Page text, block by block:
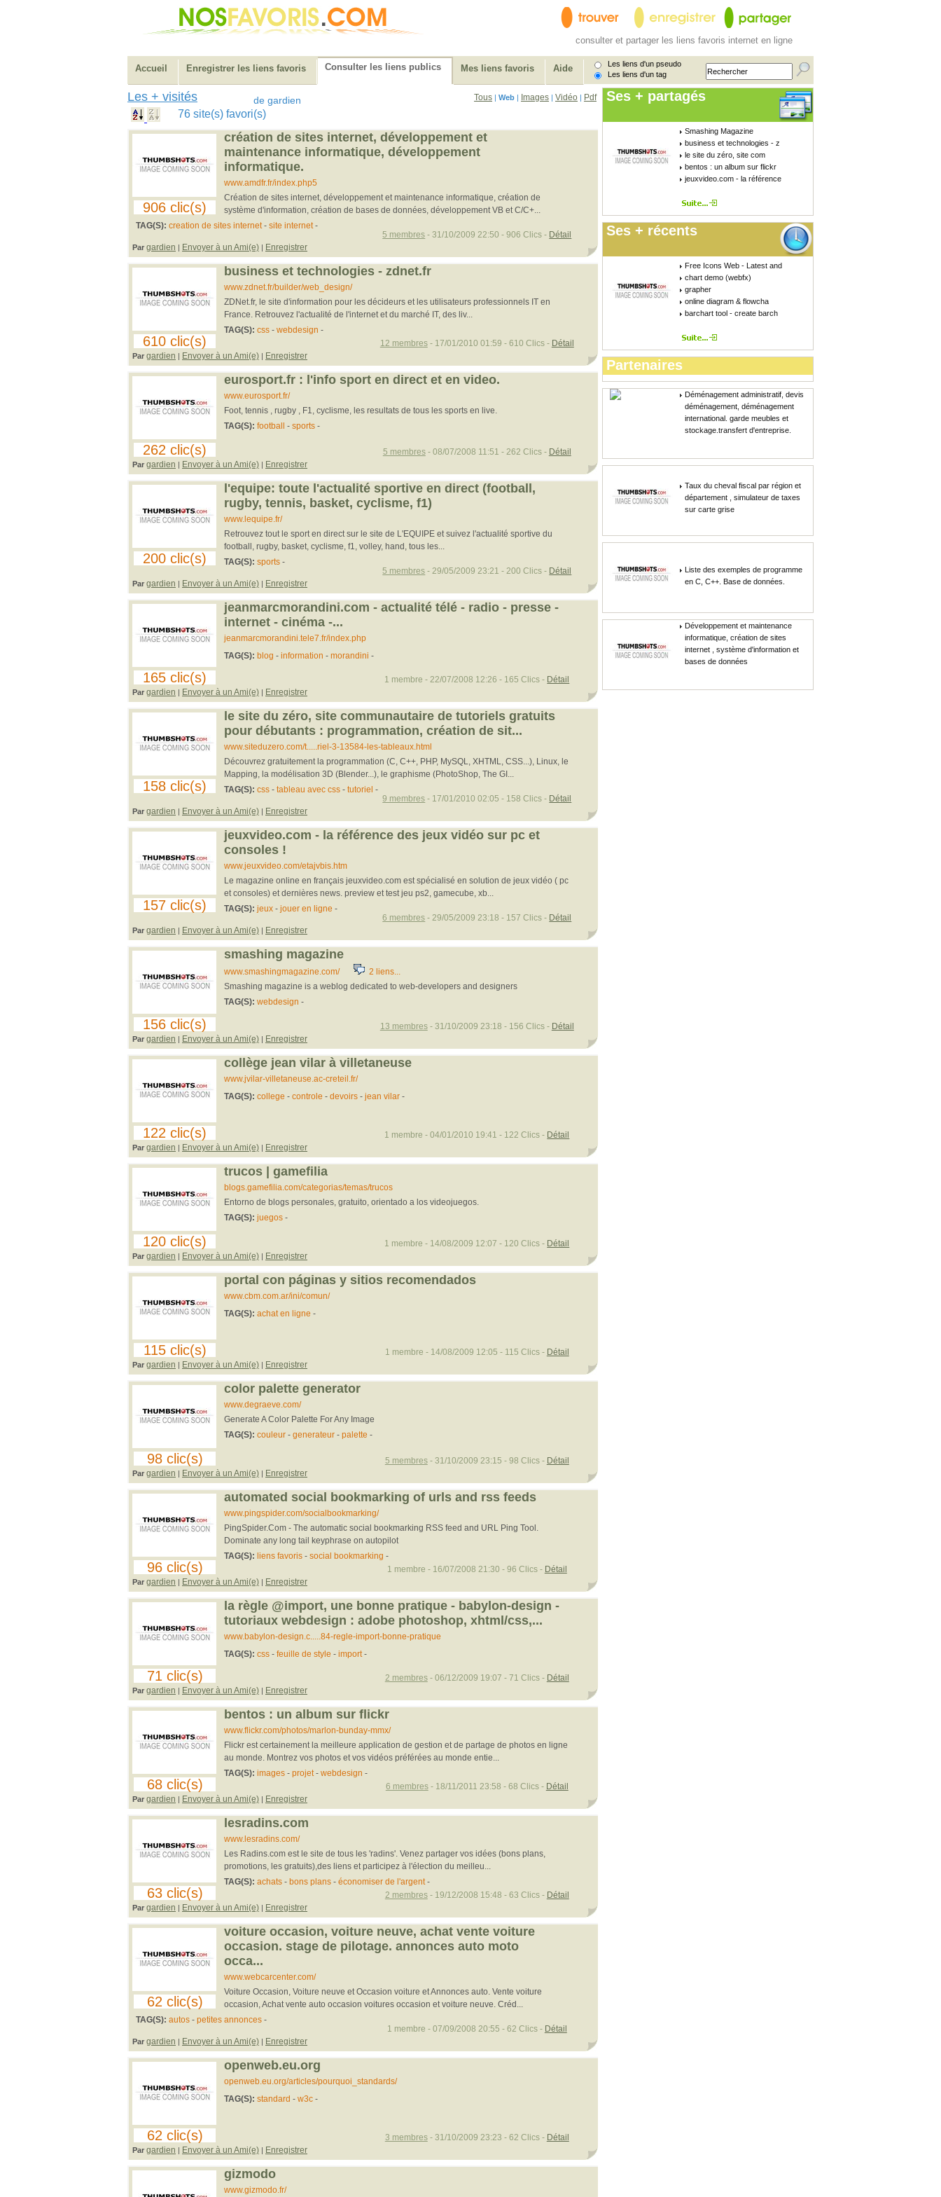
consulter et partager les liens favoris internet en ligne
Accueil Enregistrer les liens favoris Consulter les liens publics Mes liens favoris Aide
Les liens d'un pseudo
Les liens d'un tag
Les + visités de gardien Tous | Web | Images | Vidéo | Pdf
76 site(s) favori(s)
906 clic(s)
création de sites internet, développement et
maintenance informatique, développement
informatique.
www.amdfr.fr/index.php5
Création de sites internet, développement et maintenance informatique, création de
système d'information, création de bases de données, développement VB et C/C+...
TAG(S): creation de sites internet - site internet -
Par gardien | Envoyer à un Ami(e) | Enregistrer
5 membres - 31/10/2009 22:50 - 906 Clics - Détail
610 clic(s)
business et technologies - zdnet.fr
www.zdnet.fr/builder/web_design/
ZDNet.fr, le site d'information pour les décideurs et les utilisateurs professionnels IT en
France. Retrouvez l'actualité de l'internet et du marché IT, des liv...
TAG(S): css - webdesign -
Par gardien | Envoyer à un Ami(e) | Enregistrer
12 membres- 17/01/2010 01:59 - 610 Clics - Détail
262 clic(s)
eurosport.fr : l'info sport en direct et en video.
www.eurosport.fr/
Foot, tennis , rugby , F1, cyclisme, les resultats de tous les sports en live.
TAG(S): football - sports-
Par gardien | Envoyer à un Ami(e) | Enregistrer
5 membres- 08/07/2008 11:51 - 262 Clics - Détail
200 clic(s)
l'equipe: toute l'actualité sportive en direct (football,
rugby, tennis, basket, cyclisme, f1)
www.lequipe.fr/
Retrouvez tout le sport en direct sur le site de L'EQUIPE et suivez l'actualité sportive du
football, rugby, basket, cyclisme, f1, volley, hand, tous les...
TAG(S): sports-
Par gardien | Envoyer à un Ami(e) | Enregistrer
5 membres - 29/05/2009 23:21 - 200 Clics - Détail
165 clic(s)
jeanmarcmorandini.com - actualité télé - radio - presse -
internet - cinéma -...
jeanmarcmorandini.tele7.fr/index.php
TAG(S): blog - information - morandini -
Par gardien | Envoyer à un Ami(e) | Enregistrer
1 membre - 22/07/2008 12:26 - 165 Clics - Détail
158 clic(s)
le site du zéro, site communautaire de tutoriels gratuits
pour débutants : programmation, création de sit...
www.siteduzero.com/t.....riel-3-13584-les-tableaux.html
Découvrez gratuitement la programmation (C, C++, PHP, MySQL, XHTML, CSS...), Linux, le
Mapping, la modélisation 3D (Blender...), le graphisme (PhotoShop, The GI...
TAG(S): css - tableau avec css- tutoriel -
Par gardien | Envoyer à un Ami(e) | Enregistrer
9 membres - 17/01/2010 02:05 - 158 Clics - Détail
157 clic(s)
jeuxvideo.com - la référence des jeux vidéo sur pc et
consoles !
www.jeuxvideo.com/etajvbis.htm
Le magazine online en français jeuxvideo.com est spécialisé en solution de jeux vidéo ( pc
et consoles) et dernières news. preview et test jeu ps2, gamecube, xb...
TAG(S): jeux- jouer en ligne -
Par gardien | Envoyer à un Ami(e) | Enregistrer
6 membres - 29/05/2009 23:18 - 157 Clics - Détail
156 clic(s)
smashing magazine
www.smashingmagazine.com/ 2 liens...
Smashing magazine is a weblog dedicated to web-developers and designers
TAG(S): webdesign -
Par gardien | Envoyer à un Ami(e) | Enregistrer
13 membres- 31/10/2009 23:18 - 156 Clics - Détail
122 clic(s)
collège jean vilar à villetaneuse
www.jvilar-villetaneuse.ac-creteil.fr/
TAG(S): college - controle - devoirs- jean vilar-
Par gardien | Envoyer à un Ami(e) | Enregistrer
1 membre - 04/01/2010 19:41 - 122 Clics - Détail
120 clic(s)
trucos | gamefilia
blogs.gamefilia.com/categorias/temas/trucos
Entorno de blogs personales, gratuito, orientado a los videojuegos.
TAG(S): juegos-
Par gardien | Envoyer à un Ami(e) | Enregistrer
1 membre - 14/08/2009 12:07 - 120 Clics - Détail
115 clic(s)
portal con páginas y sitios recomendados
www.cbm.com.ar/ini/comun/
TAG(S): achat en ligne -
Par gardien | Envoyer à un Ami(e) | Enregistrer
1 membre - 14/08/2009 12:05 - 115 Clics - Détail
98 clic(s)
color palette generator
www.degraeve.com/
Generate A Color Palette For Any Image
TAG(S): couleur- generateur- palette -
Par gardien | Envoyer à un Ami(e) | Enregistrer
5 membres- 31/10/2009 23:15 - 98 Clics - Détail
96 clic(s)
automated social bookmarking of urls and rss feeds
www.pingspider.com/socialbookmarking/
PingSpider.Com - The automatic social bookmarking RSS feed and URL Ping Tool.
Dominate any long tail keyphrase on autopilot
TAG(S): liens favoris- social bookmarking -
Par gardien | Envoyer à un Ami(e) | Enregistrer
1 membre - 16/07/2008 21:30 - 96 Clics - Détail
71 clic(s)
la règle @import, une bonne pratique - babylon-design -
tutoriaux webdesign : adobe photoshop, xhtml/css,...
www.babylon-design.c.....84-regle-import-bonne-pratique
TAG(S): css - feuille de style - import-
Par gardien | Envoyer à un Ami(e) | Enregistrer
2 membres- 06/12/2009 19:07 - 71 Clics - Détail
68 clic(s)
bentos : un album sur flickr
www.flickr.com/photos/marlon-bunday-mmx/
Flickr est certainement la meilleure application de gestion et de partage de photos en ligne
au monde. Montrez vos photos et vos vidéos préférées au monde entie...
TAG(S): images- projet- webdesign -
Par gardien | Envoyer à un Ami(e) | Enregistrer
6 membres- 18/11/2011 23:58 - 68 Clics - Détail
63 clic(s)
lesradins.com
www.lesradins.com/
Les Radins.com est le site de tous les 'radins'. Venez partager vos idées (bons plans,
promotions, les gratuits),des liens et participez à l'élection du meilleu...
TAG(S): achats- bons plans- économiser de l'argent-
Par gardien | Envoyer à un Ami(e) | Enregistrer
2 membres- 19/12/2008 15:48 - 63 Clics - Détail
62 clic(s)
voiture occasion, voiture neuve, achat vente voiture
occasion. stage de pilotage. annonces auto moto
occa...
www.webcarcenter.com/
Voiture Occasion, Voiture neuve et Occasion voiture et Annonces auto. Vente voiture
occasion, Achat vente auto occasion voitures occasion et voiture neuve. Créd...
TAG(S): autos - petites annonces -
Par gardien | Envoyer à un Ami(e) | Enregistrer
1 membre - 07/09/2008 20:55 - 62 Clics - Détail
62 clic(s)
openweb.eu.org
openweb.eu.org/articles/pourquoi_standards/
TAG(S): standard - w3c -
Par gardien | Envoyer à un Ami(e) | Enregistrer
3 membres- 31/10/2009 23:23 - 62 Clics - Détail
gizmodo
www.gizmodo.fr/
Ses + partagés
Smashing Magazine
business et technologies - z
le site du zéro, site com
bentos : un album sur flickr
jeuxvideo.com - la référence
Ses + récents
Free Icons Web - Latest and
chart demo (webfx)
grapher
online diagram & flowcha
barchart tool - create barch
Partenaires
Déménagement administratif, devis
déménagement, déménagement
international. garde meubles et
stockage.transfert d'entreprise.
Taux du cheval fiscal par région et
département , simulateur de taxes
sur carte grise
Liste des exemples de programme
en C, C++. Base de données.
Développement et maintenance
informatique, création de sites
internet , système d'information et
bases de données